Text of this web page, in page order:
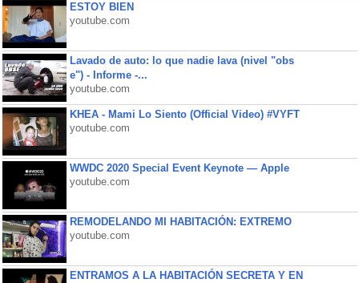
ESTOY BIEN
youtube.com
Lavado de auto: lo que nadie lava (nivel "obs
e") - Informe -...
youtube.com
KHEA - Mami Lo Siento (Official Video) #VYFT
youtube.com
WWDC 2020 Special Event Keynote — Apple
youtube.com
REMODELANDO MI HABITACIÓN: EXTREMO
youtube.com
ENTRAMOS A LA HABITACIÓN SECRETA Y EN